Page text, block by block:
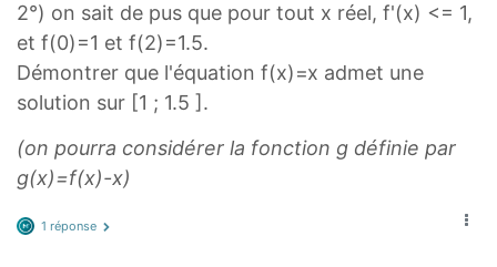
2°) on sait de pus que pour tout x réel, f'(x) <= 1,
et f(0)=1 et f(2)=1.5.
Démontrer que l'équation f(x)=x admet une
solution sur [1 ; 1.5 ].
(on pourra considérer la fonction g définie par
g(x)=f(x)-x)
1 réponse